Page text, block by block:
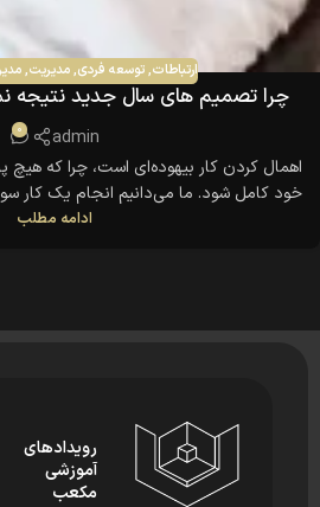
ارتباطات,توسعه فردی,مدیریت,
چرا تصمیم های سال جدید نتیجه
admin
0
اهمال کردن کار بیهوده‌ای است، چرا که هیچ
خود کامل شود. ما می‌دانیم انجام یک کار
به روز دیگری موکول می‌کنیم؟ به خاطر وجود
ادامه مطلب
رویدادهای
آموزشی
مکعب